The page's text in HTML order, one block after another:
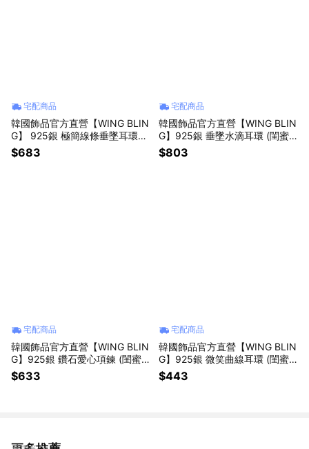
宅配商品
韓國飾品官方直營【WING BLIN
G】 925銀 極簡線條垂墜耳環
(閨蜜禮物 | 情人送禮 | 獅子座生
日禮物🎁)
$683
宅配商品
韓國飾品官方直營【WING BLIN
G】925銀 垂墜水滴耳環 (閨蜜
禮物 | 情人送禮 | 獅子座生日禮
物🎁)
$803
宅配商品
韓國飾品官方直營【WING BLIN
G】925銀 鑽石愛心項鍊 (閨蜜
禮物 | 情人送禮 | 獅子座生日禮
物🎁)
$633
宅配商品
韓國飾品官方直營【WING BLIN
G】925銀 微笑曲線耳環 (閨蜜
禮物 | 情人送禮 | 獅子座生日禮
物🎁)
$443